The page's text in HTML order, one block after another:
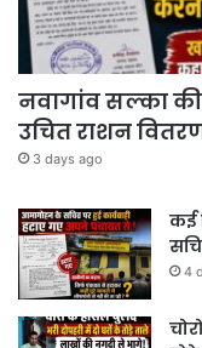
नवागांव सल्का
उचित राशन
3 days ago
कई
4